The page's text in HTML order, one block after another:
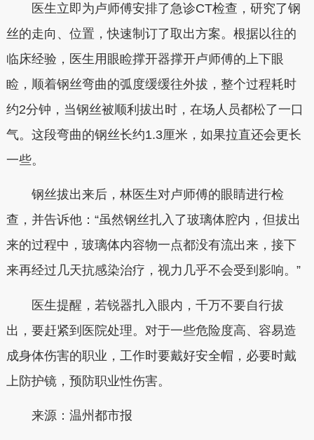
医生立即为卢师傅安排了急诊CT检查，研究了钢
丝的走向、位置，快速制订了取出方案。根据以往的
临床经验，医生用眼睑撑开器撑开卢师傅的上下眼
睑，顺着钢丝弯曲的弧度缓缓往外拔，整个过程耗时
约2分钟，当钢丝被顺利拔出时，在场人员都松了一口
气。这段弯曲的钢丝长约1.3厘米，如果拉直还会更长
一些。
钢丝拔出来后，林医生对卢师傅的眼睛进行检
查，并告诉他：“虽然钢丝扎入了玻璃体腔内，但拔出
来的过程中，玻璃体内容物一点都没有流出来，接下
来再经过几天抗感染治疗，视力几乎不会受到影响。”
医生提醒，若锐器扎入眼内，千万不要自行拔
出，要赶紧到医院处理。对于一些危险度高、容易造
成身体伤害的职业，工作时要戴好安全帽，必要时戴
上防护镜，预防职业性伤害。
来源：温州都市报